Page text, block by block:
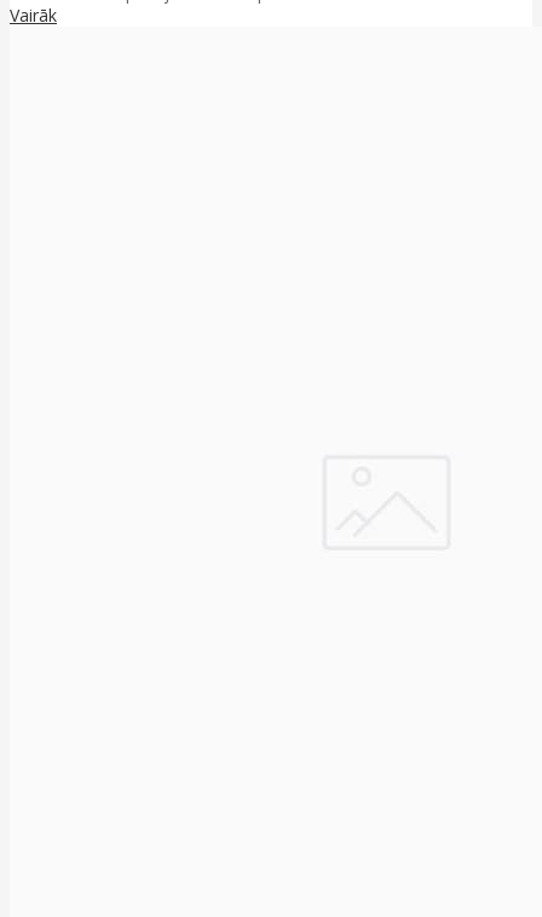
Vairāk